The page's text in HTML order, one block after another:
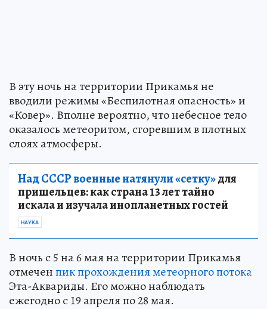
В эту ночь на территории Прикамья не
вводили режимы «Беспилотная опасность» и
«Ковер». Вполне вероятно, что небесное тело
оказалось метеоритом, сгоревшим в плотных
слоях атмосферы.
Над СССР военные натянули «сетку»для
пришельцев: как страна 13 лет тайно
искала и изучала инопланетных гостей
НАУКА
В ночь с 5 на 6 мая на территории Прикамья
отмеченпик прохождения метеорного потока
Эта-Аквариды. Его можно наблюдать
ежегодно с 19 апреля по 28 мая.